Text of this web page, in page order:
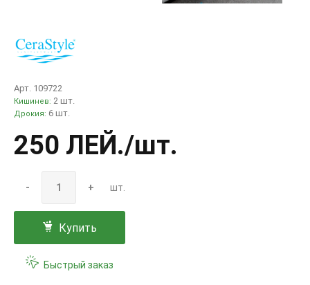
Арт. 109722
Кишинев: 2 шт.
Дрокия: 6 шт.
250 ЛЕЙ./шт.
- + шт.
Купить
Быстрый заказ